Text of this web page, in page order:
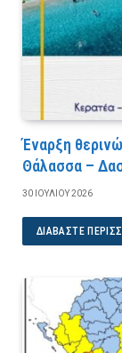
Έναρξη
Θάλασσα –
30 ΙΟΥΛΊΟΥ 2026
ΔΙΑΒΆΣΤΕ